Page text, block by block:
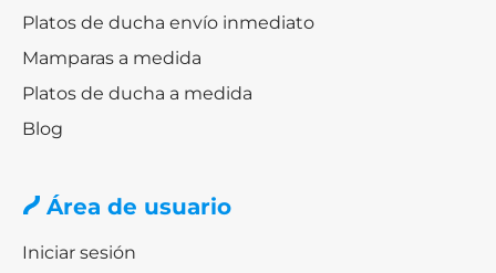
Platos de ducha envío inmediato
Mamparas a medida
Platos de ducha a medida
Blog
Área de usuario
Iniciar sesión